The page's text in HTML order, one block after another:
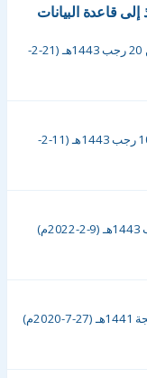
قاعدة البيانات
الاثنين 20 رجب 1443هـ (21-2-
الجمعة 10 رجب 1443هـ (11-2-
الأربعاء 8 رجب 1443هـ (9-2-2022م)
الاثنين 6 ذو الحجة 1441هـ (27-7-2020م)